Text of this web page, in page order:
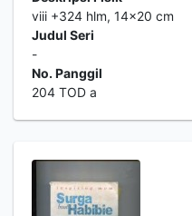
viii +324 hlm, 14x20 cm
Judul Seri
-
No. Panggil
204 TOD a